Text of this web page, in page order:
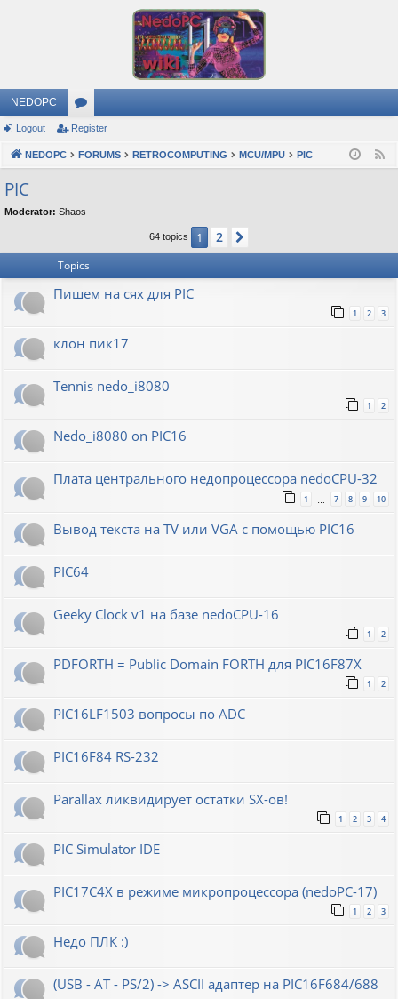
NEDOPC
or
u
s
Logout Register
NEDOPC FORUMS RETROCOMPUTING MCU/MPU PIC
PIC
Moderator: Shaos
64 topics 1 2
Topics
Пишем на сях для PIC
1 2 3
клон пик17
Tennis nedo_i8080
1 2
Nedo_i8080 on PIC16
Плата центрального недопроцессора nedoCPU-32
1 7 8 9 10
Вывод текста на TV или VGA с помощью PIC16
PIC64
Geeky Clock v1 на базе nedoCPU-16
1 2
PDFORTH = Public Domain FORTH для PIC16F87X
1 2
PIC16LF1503 вопросы по ADC
PIC16F84 RS-232
Parallax ликвидирует остатки SX-ов!
1 2 3 4
PIC Simulator IDE
PIC17C4X в режиме микропроцессора (nedoPC-17)
1 2 3
Недо ПЛК :)
(USB - AT - PS/2) -> ASCII адаптер на PIC16F684/688